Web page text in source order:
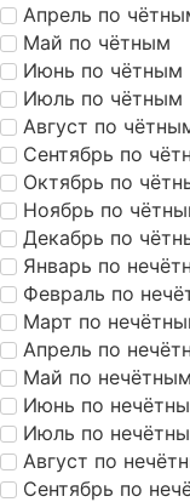
Апрель по
Май по чётным
Июнь по чётным
Июль по чётным
Август по
Сентябрь по
Октябрь по
Ноябрь по
Декабрь по
Январь по
Февраль по
Март по
Апрель по
Май по нечётным
Июнь по
Июль по
Август по
Сентябрь по